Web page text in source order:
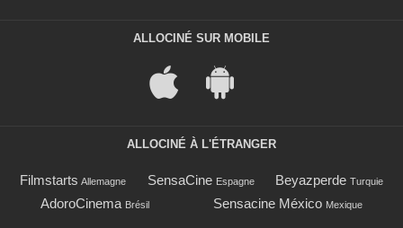
ALLOCINÉ SUR MOBILE
ALLOCINÉ À L'ÉTRANGER
Filmstarts Allemagne SensaCine Espagne Beyazperde Turquie
AdoroCinema Brésil Sensacine México Mexique